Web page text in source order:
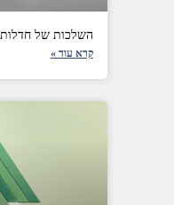
השלכות של חדלות
קרא עוד »